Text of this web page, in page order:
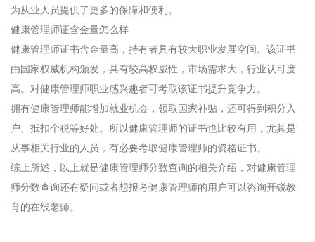
为从业人员提供了更多的保障和便利。
健康管理师证含金量怎么样
健康管理师证书含金量高，持有者具有较大职业发展空间。该证书
由国家权威机构颁发，具有较高权威性，市场需求大，行业认可度
高。对健康管理师职业感兴趣者可考取该证书提升竞争力。
拥有健康管理师能增加就业机会，领取国家补贴，还可得到积分入
户、抵扣个税等好处。所以健康管理师的证书也比较有用，尤其是
从事相关行业的人员，有必要考取健康管理师的资格证书。
综上所述，以上就是健康管理师分数查询的相关介绍，对健康管理
师分数查询还有疑问或者想报考健康管理师的用户可以咨询开锐教
育的在线老师。